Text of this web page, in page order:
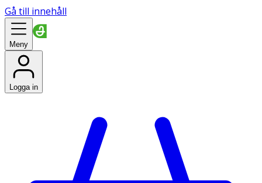
Gå till innehåll
Meny
Logga in